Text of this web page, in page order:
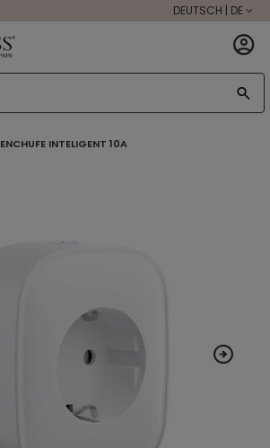
DEUTSCH | DE
ENCHUFE INTELIGENT 10A